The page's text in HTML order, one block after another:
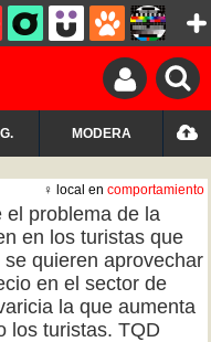
MODERA
♀ local en comportamiento
el problema de la
en los turistas que
quieren aprovechar
en el sector de
la que aumenta
los turistas. TQD